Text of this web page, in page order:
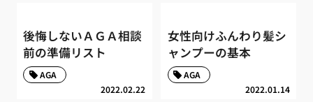
後悔しないＡＧＡ相談
前の準備リスト
2022.02.22
AGA
女性向けふんわり髪シ
ャンプーの基本
2022.01.14
AGA